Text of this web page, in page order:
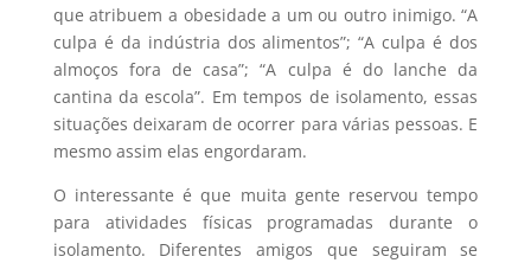
que atribuem a obesidade a um ou outro inimigo. “A
culpa é da indústria dos alimentos”; “A culpa é dos
almoços fora de casa”; “A culpa é do lanche da
cantina da escola”. Em tempos de isolamento, essas
situações deixaram de ocorrer para várias pessoas. E
mesmo assim elas engordaram.
O interessante é que muita gente reservou tempo
para atividades físicas programadas durante o
isolamento. Diferentes amigos que seguiram se